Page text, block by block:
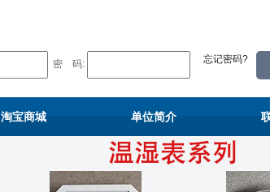
密 码: 忘记密码?
淘宝商城 单位简介